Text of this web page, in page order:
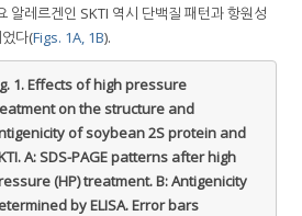
알레르겐인 SKTI 역시 단백질 패턴과 항원성
다(Figs. 1A, 1B).
1.Effects of high pressure
on the structure and
of soybean 2S protein and
A: SDS-PAGE patterns after high
(HP) treatment. B: Antigenicity
by ELISA. Error bars